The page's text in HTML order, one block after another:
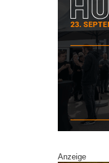
Anzeige